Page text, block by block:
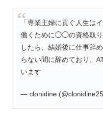
「専業主婦に貢ぐ人生は
働くために◯◯の資格取り
したら、結婚後に仕事辞
らない間に辞めており、
います
— clonidine